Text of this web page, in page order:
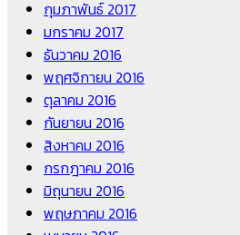
กุมภาพันธ์ 2017
มกราคม 2017
ธันวาคม 2016
พฤศจิกายน 2016
ตุลาคม 2016
กันยายน 2016
สิงหาคม 2016
กรกฎาคม 2016
มิถุนายน 2016
พฤษภาคม 2016